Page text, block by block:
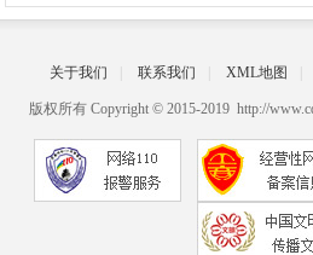
关于我们 联系我们 XML地图
版权所有 Copyright © 2015-2019 http://